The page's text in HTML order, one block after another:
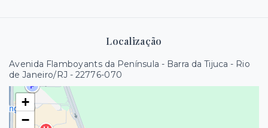
Localização
Avenida Flamboyants da Península - Barra da Tijuca - Rio
de Janeiro/RJ - 22776-070
+
−